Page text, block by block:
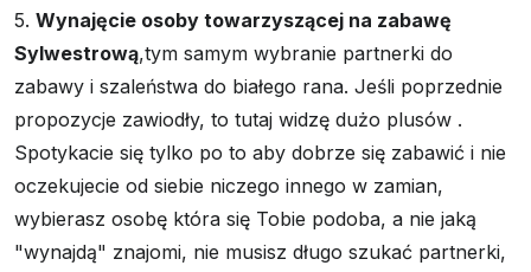
5. Wynajęcie osoby towarzyszącej na zabawę
Sylwestrową,tym samym wybranie partnerki do
zabawy i szaleństwa do białego rana. Jeśli poprzednie
propozycje zawiodły, to tutaj widzę dużo plusów .
Spotykacie się tylko po to aby dobrze się zabawić i nie
oczekujecie od siebie niczego innego w zamian,
wybierasz osobę która się Tobie podoba, a nie jaką
"wynajdą" znajomi, nie musisz długo szukać partnerki,